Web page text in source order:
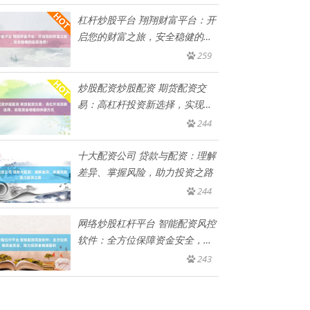
杠杆炒股平台 翔翔财富平台：开
启您的财富之旅，安全稳健的投
259
炒股配资炒股配资 期货配资交
易：高杠杆投资新选择，实现资
244
十大配资公司 贷款与配资：理解
差异、掌握风险，助力投资之路
244
网络炒股杠杆平台 智能配资风控
软件：全方位保障资金安全，助
243